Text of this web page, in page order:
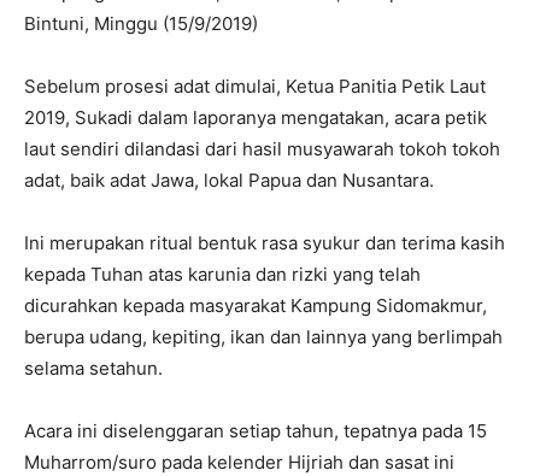
Bintuni, Minggu (15/9/2019)
Sebelum prosesi adat dimulai, Ketua Panitia Petik Laut
2019, Sukadi dalam laporanya mengatakan, acara petik
laut sendiri dilandasi dari hasil musyawarah tokoh tokoh
adat, baik adat Jawa, lokal Papua dan Nusantara.
Ini merupakan ritual bentuk rasa syukur dan terima kasih
kepada Tuhan atas karunia dan rizki yang telah
dicurahkan kepada masyarakat Kampung Sidomakmur,
berupa udang, kepiting, ikan dan lainnya yang berlimpah
selama setahun.
Acara ini diselenggaran setiap tahun, tepatnya pada 15
Muharrom/suro pada kelender Hijriah dan sasat ini